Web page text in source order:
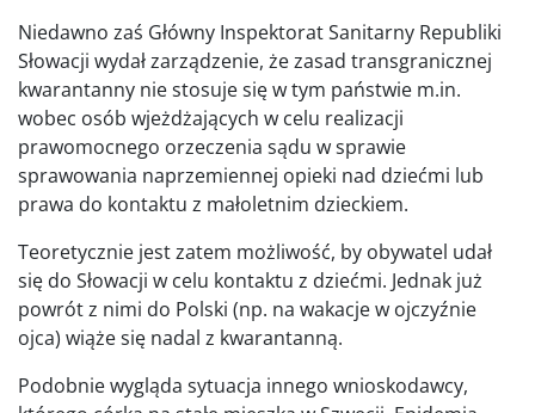
Niedawno zaś Główny Inspektorat Sanitarny Republiki
Słowacji wydał zarządzenie, że zasad transgranicznej
kwarantanny nie stosuje się w tym państwie m.in.
wobec osób wjeżdżających w celu realizacji
prawomocnego orzeczenia sądu w sprawie
sprawowania naprzemiennej opieki nad dziećmi lub
prawa do kontaktu z małoletnim dzieckiem.
Teoretycznie jest zatem możliwość, by obywatel udał
się do Słowacji w celu kontaktu z dziećmi. Jednak już
powrót z nimi do Polski (np. na wakacje w ojczyźnie
ojca) wiąże się nadal z kwarantanną.
Podobnie wygląda sytuacja innego wnioskodawcy,